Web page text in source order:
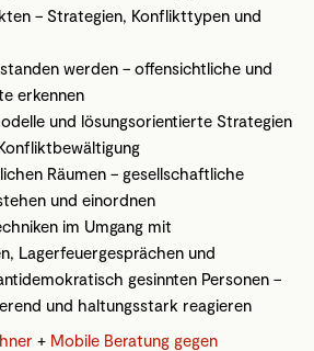
– Strategien, Konflikttypen und
werden – offensichtliche und
erkennen
und lösungsorientierte Strategien
Räumen – gesellschaftliche
und einordnen
im Umgang mit
Lagerfeuergesprächen und
gesinnten Personen –
und haltungsstark reagieren
+ Mobile Beratung gegen